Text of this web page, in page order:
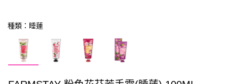
種類：睡蓮